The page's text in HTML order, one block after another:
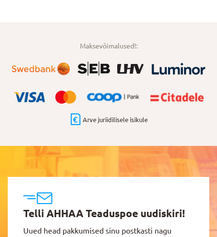
Maksevõimalused!:
Arve juriidilisele isikule
Telli AHHAA Teaduspoe uudiskiri!
Uued head pakkumised sinu postkasti nagu